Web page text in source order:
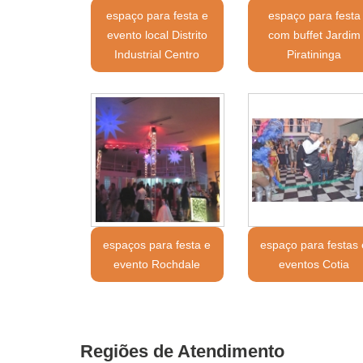
espaço para festa e
evento local Distrito
Industrial Centro
espaço para festa
com buffet Jardim
Piratininga
espaços para festa e
evento Rochdale
espaço para festas
eventos Cotia
Regiões de Atendimento